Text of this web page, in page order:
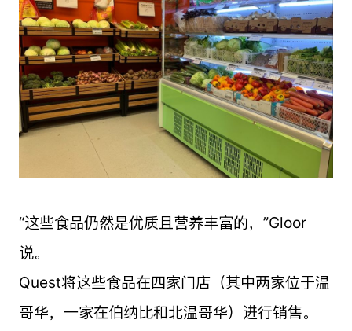
“这些食品仍然是优质且营养丰富的，”Gloor
说。
Quest将这些食品在四家门店（其中两家位于温
哥华，一家在伯纳比和北温哥华）进行销售。